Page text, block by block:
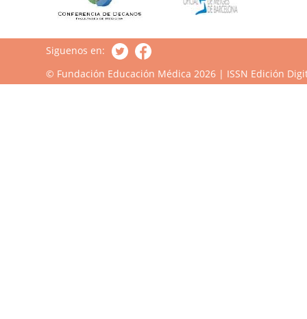
Siguenos en:
© Fundación Educación Médica 2026 | ISSN Edición